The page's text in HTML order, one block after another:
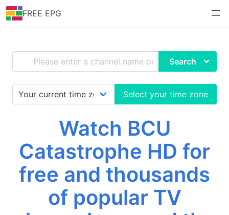
FREE EPG
Search
Select your time zone
Watch BCU
Catastrophe HD for
free and thousands
of popular TV